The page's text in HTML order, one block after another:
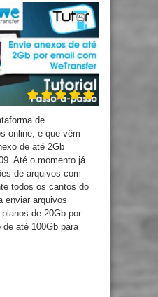
de
online, e que vêm
de até 2Gb
Até o momento já
de arquivos com
todos os cantos do
enviar arquivos
de 20Gb por
até 100Gb para